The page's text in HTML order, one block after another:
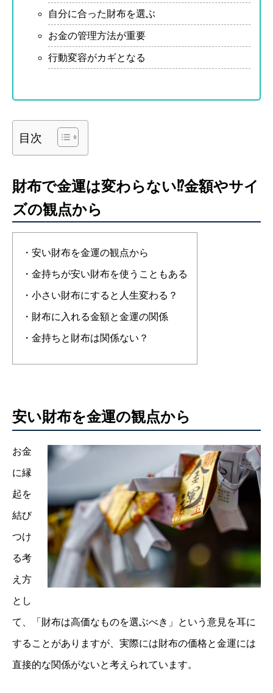
自分に合った財布を選ぶ
お金の管理方法が重要
行動変容がカギとなる
目次
財布で金運は変わらない⁉︎金額やサイ
ズの観点から
・安い財布を金運の観点から
・金持ちが安い財布を使うこともある
・小さい財布にすると人生変わる？
・財布に入れる金額と金運の関係
・金持ちと財布は関係ない？
安い財布を金運の観点から
お金
に縁
起を
結び
つけ
る考
え方
とし
て、「財布は高価なものを選ぶべき」という意見を耳に
することがありますが、実際には財布の価格と金運には
直接的な関係がないと考えられています。